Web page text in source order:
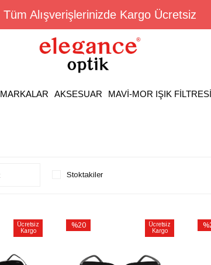
Tüm Alışverişlerinizde Kargo Ücretsiz
MARKALAR AKSESUAR MAVİ-MOR IŞIK FİLTRESİ
Stoktakiler
Ücretsiz
Kargo
%20
Ücretsiz
Kargo